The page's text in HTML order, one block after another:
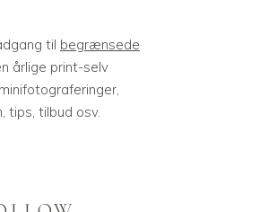
til begrænsede
årlige print-selv
tips, tilbud osv.